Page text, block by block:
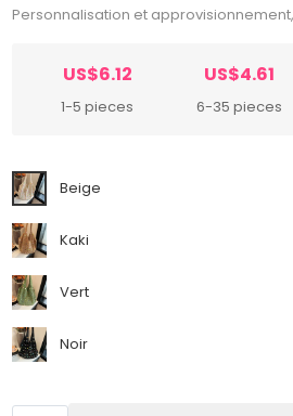
Personnalisation et
US$6.12
1-5 pieces
US$4.61
6-35 pieces
Beige
Kaki
Vert
Noir